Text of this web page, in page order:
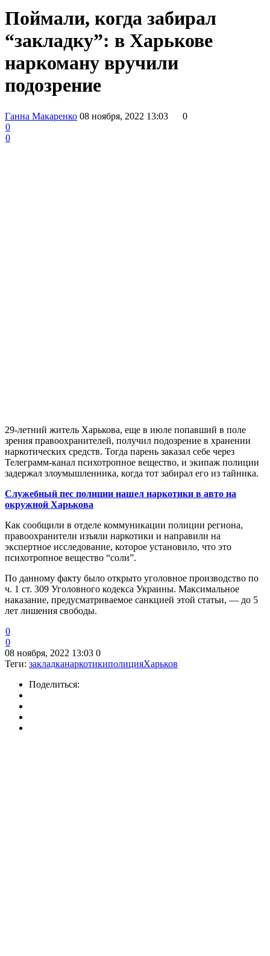
Поймали, когда забирал
“закладку”: в Харькове
наркоману вручили
подозрение
Ганна Макаренко 08 ноября, 2022 13:03
0
0
0
29-летний житель Харькова, еще в июле попавший в поле
зрения правоохранителей, получил подозрение в хранении
наркотических средств. Тогда парень заказал себе через
Телеграмм-канал психотропное вещество, и экипаж полиции
задержал злоумышленника, когда тот забирал его из тайника.
Служебный пес полиции нашел наркотики в авто на
окружной Харькова
Как сообщили в отделе коммуникации полиции региона,
правоохранители изъяли наркотики и направили на
экспертное исследование, которое установило, что это
психотропное вещество “соли”.
По данному факту было открыто уголовное производство по
ч. 1 ст. 309 Уголовного кодекса Украины. Максимальное
наказание, предусматриваемое санкцией этой статьи, — до 5
лет лишения свободы.
0
0
08 ноября, 2022 13:03 0
Теги: закладканаркотикиполицияХарьков
Поделиться: